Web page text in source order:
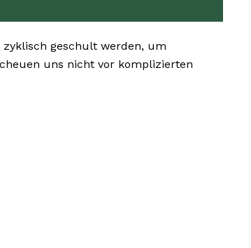
geschult werden, um
uns nicht vor komplizierten